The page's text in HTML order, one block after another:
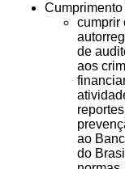
cumprir
de
aos
ao
do